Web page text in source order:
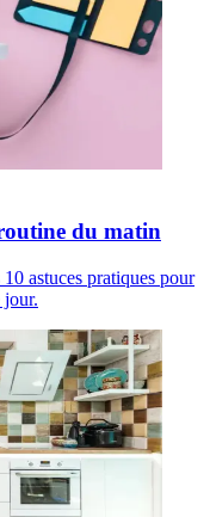
du matin
astuces pratiques pour
jour.